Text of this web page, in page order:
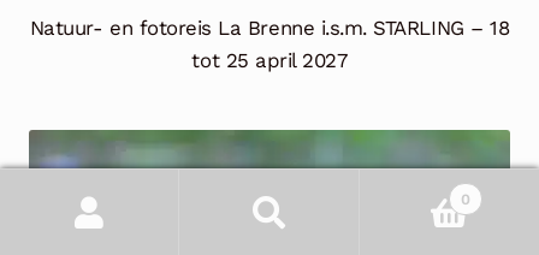
Natuur- en fotoreis La Brenne i.s.m. STARLING – 18
tot 25 april 2027
0